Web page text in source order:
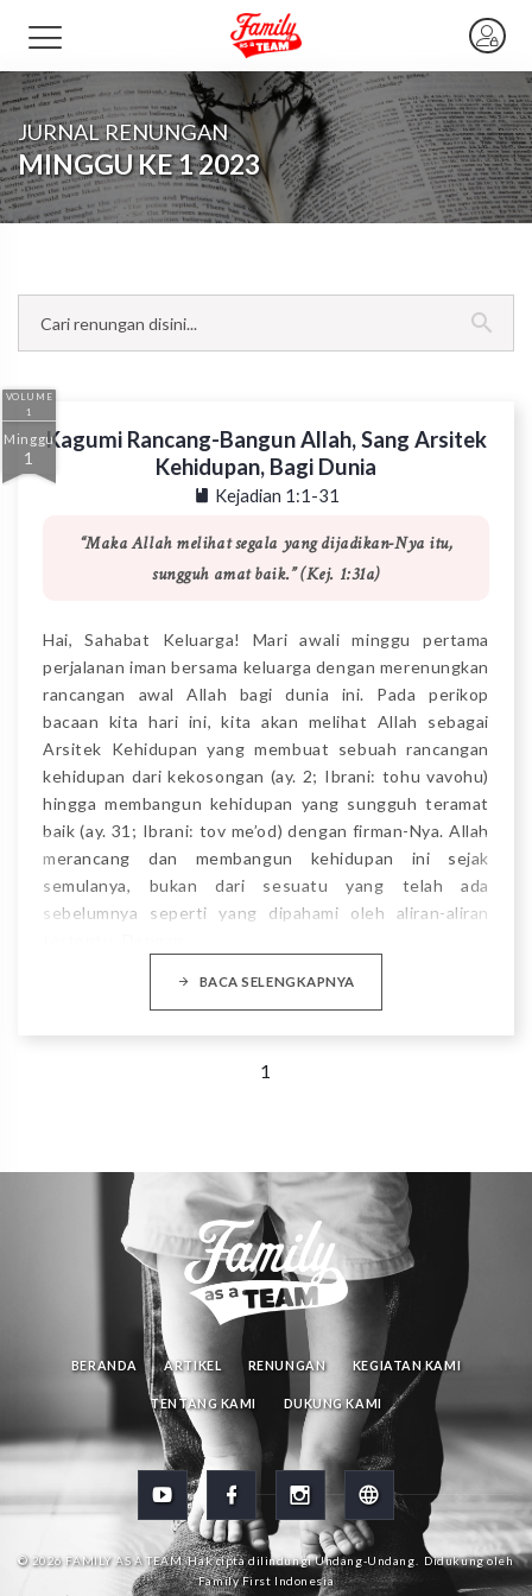
JURNAL RENUNGAN
MINGGU KE 1 2023
VOLUME
1
Minggu
1
Kagumi Rancang-Bangun Allah, Sang Arsitek
Kehidupan, Bagi Dunia
Kejadian 1:1-31
“Maka Allah melihat segala yang dijadikan-Nya itu,
sungguh amat baik.” (Kej. 1:31a)
Hai, Sahabat Keluarga! Mari awali minggu pertama
perjalanan iman bersama keluarga dengan merenungkan
rancangan awal Allah bagi dunia ini. Pada perikop
bacaan kita hari ini, kita akan melihat Allah sebagai
Arsitek Kehidupan yang membuat sebuah rancangan
kehidupan dari kekosongan (ay. 2; Ibrani: tohu vavohu)
hingga membangun kehidupan yang sungguh teramat
baik (ay. 31; Ibrani: tov me’od) dengan firman-Nya. Allah
merancang dan membangun kehidupan ini sejak
semulanya, bukan dari sesuatu yang telah ada
sebelumnya seperti yang dipahami oleh aliran-aliran
BACA SELENGKAPNYA
1
BERANDA ARTIKEL RENUNGAN KEGIATAN KAMI
TENTANG KAMI DUKUNG KAMI
© 2026 FAMILY AS A TEAM. Hak cipta dilindungi Undang-Undang.
Didukung oleh
Family First Indonesia